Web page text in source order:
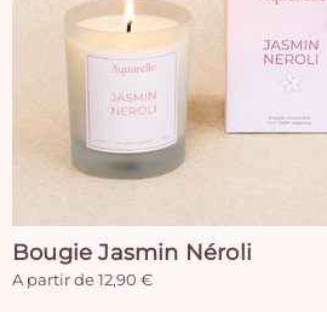
Bougie Jasmin Néroli
A partir de 12,90 €